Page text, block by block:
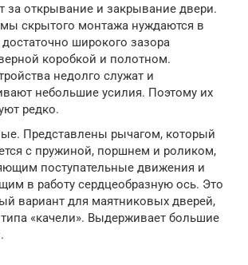
за открывание и закрывание двери.
скрытого монтажа нуждаются в
широкого зазора
коробкой и полотном.
недолго служат и
небольшие усилия. Поэтому их
редко.
Представлены рычагом, который
с пружиной, поршнем и роликом,
поступательные движения и
в работу сердцеобразную ось. Это
вариант для маятниковых дверей,
«качели». Выдерживает большие